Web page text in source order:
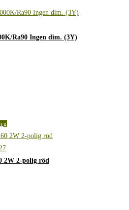
Ra90 Ingen dim. (3Y)
2W 2-polig röd